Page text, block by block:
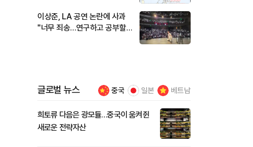
이상준, LA 공연 논란에 사과
"너무 죄송…연구하고 공부할
글로벌 뉴스 중국 일본 베트남
희토류 다음은 광모듈…중국이 움켜쥔
새로운 전략자산